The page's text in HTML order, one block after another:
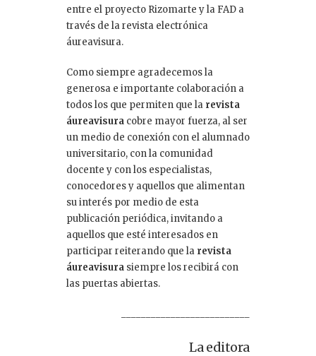
entre el proyecto Rizomarte y la FAD a
través de la revista electrónica
áureavisura.
Como siempre agradecemos la
generosa e importante colaboración a
todos los que permiten que la revista
áureavisura cobre mayor fuerza, al ser
un medio de conexión con el alumnado
universitario, con la comunidad
docente y con los especialistas,
conocedores y aquellos que alimentan
su interés por medio de esta
publicación periódica, invitando a
aquellos que esté interesados en
participar reiterando que la revista
áureavisura siempre los recibirá con
las puertas abiertas.
La editora